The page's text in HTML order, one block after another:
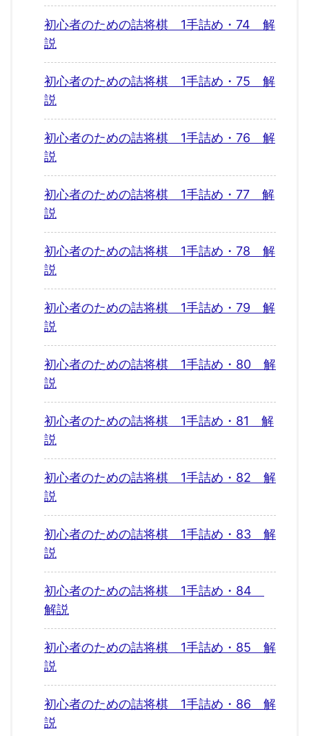
初心者のための詰将棋 1手詰め・74 解
説
初心者のための詰将棋 1手詰め・75 解
説
初心者のための詰将棋 1手詰め・76 解
説
初心者のための詰将棋 1手詰め・77 解
説
初心者のための詰将棋 1手詰め・78 解
説
初心者のための詰将棋 1手詰め・79 解
説
初心者のための詰将棋 1手詰め・80 解
説
初心者のための詰将棋 1手詰め・81 解
説
初心者のための詰将棋 1手詰め・82 解
説
初心者のための詰将棋 1手詰め・83 解
説
初心者のための詰将棋 1手詰め・84
解説
初心者のための詰将棋 1手詰め・85 解
説
初心者のための詰将棋 1手詰め・86 解
説